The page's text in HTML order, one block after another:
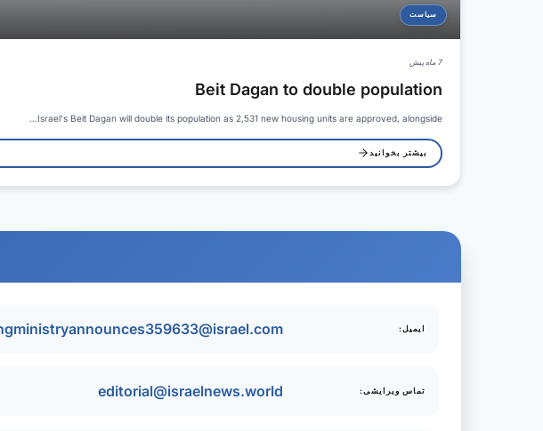
سیاست
7 ماه پیش
Beit Dagan to double population
Israel's Beit Dagan will double its population as 2,531 new housing units are approved, alongside…
بیشتر بخوانید
ایمیل:
تماس ویرایشی: editorial@israelnews.world